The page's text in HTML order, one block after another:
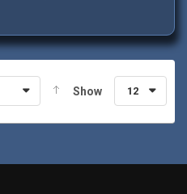
Show 12